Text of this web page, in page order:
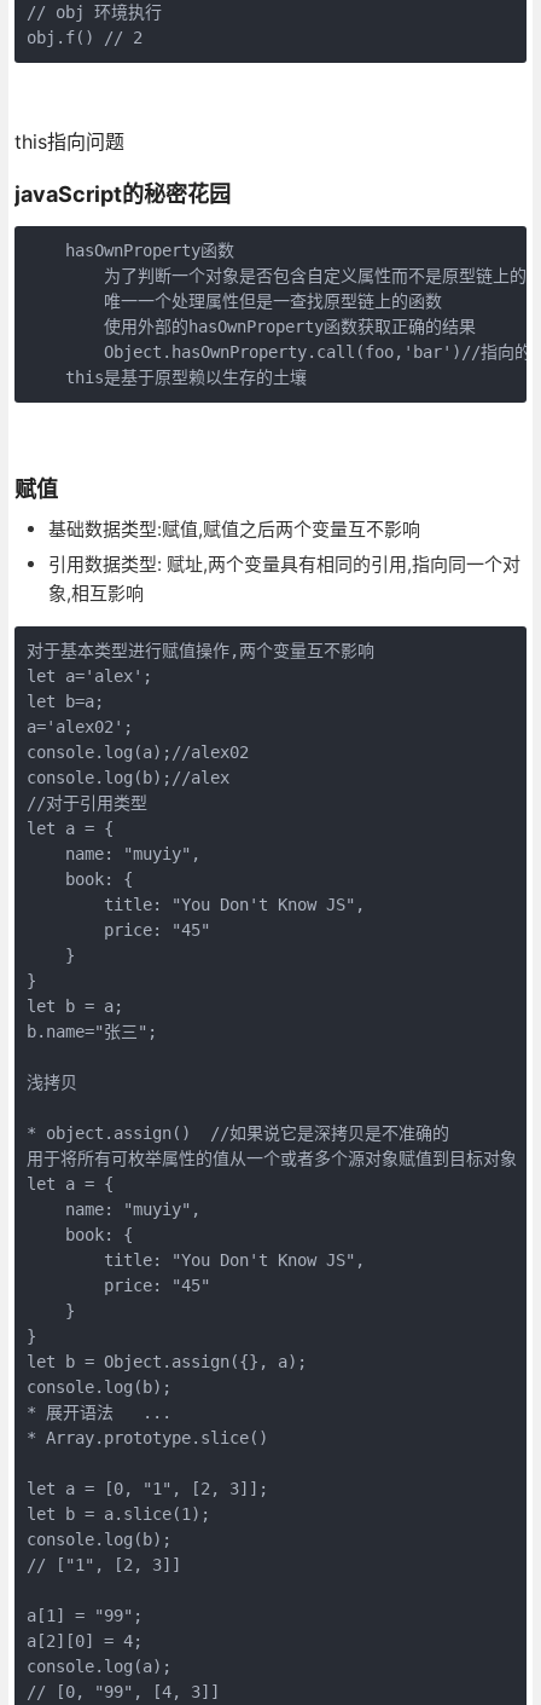
// obj 环境执行
obj.f() // 2
this指向问题
javaScript的秘密花园
    hasOwnProperty函数
为了判断一个对象是否包含自定义属性而不是原型链上的
        唯一一个处理属性但是一查找原型链上的函数
        使用外部的hasOwnProperty函数获取正确的结果
Object.hasOwnProperty.call(foo,'bar')//指向的
    this是基于原型赖以生存的土壤
赋值
基础数据类型:赋值,赋值之后两个变量互不影响
引用数据类型: 赋址,两个变量具有相同的引用,指向同一个对
象,相互影响
对于基本类型进行赋值操作,两个变量互不影响
let a='alex';
let b=a;
a='alex02';
console.log(a);//alex02
console.log(b);//alex
//对于引用类型
let a = {
    name: "muyiy",
    book: {
        title: "You Don't Know JS",
        price: "45"
    }
}
let b = a;
b.name="张三";
浅拷贝
* object.assign()  //如果说它是深拷贝是不准确的
用于将所有可枚举属性的值从一个或者多个源对象赋值到目标对象
let a = {
    name: "muyiy",
    book: {
        title: "You Don't Know JS",
        price: "45"
    }
}
let b = Object.assign({}, a);
console.log(b);
* 展开语法   ...
* Array.prototype.slice()
let a = [0, "1", [2, 3]];
let b = a.slice(1);
console.log(b);
// ["1", [2, 3]]
a[1] = "99";
a[2][0] = 4;
console.log(a);
// [0, "99", [4, 3]]